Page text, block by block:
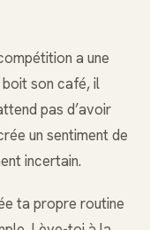
a une
son café, il
pas d’avoir
un sentiment de
incertain.
ta propre routine